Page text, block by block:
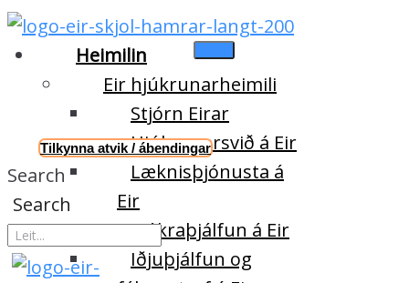
Heimilin
Eir hjúkrunarheimili
Stjórn Eirar
Hjúkrunarsvið á Eir
Læknisþjónusta á
Eir
Sjúkraþjálfun á Eir
Iðjuþjálfun og
Tilkynna atvik / ábendingar
Search
Search